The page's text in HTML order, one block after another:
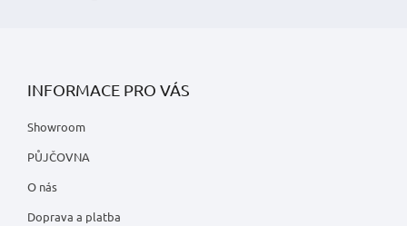
INFORMACE PRO VÁS
Showroom
PŮJČOVNA
O nás
Doprava a platba